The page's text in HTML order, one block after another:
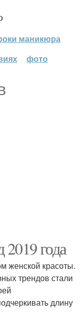
маникюра
фото
года
женской красоты.
трендов стали
длину